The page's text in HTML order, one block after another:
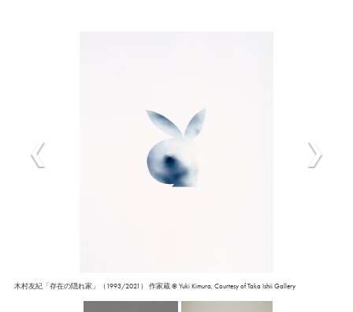
木村友紀「存在の隠れ家」（1993/2021） 作家蔵 © Yuki Kimura, Courtesy of Taka Ishii Gallery